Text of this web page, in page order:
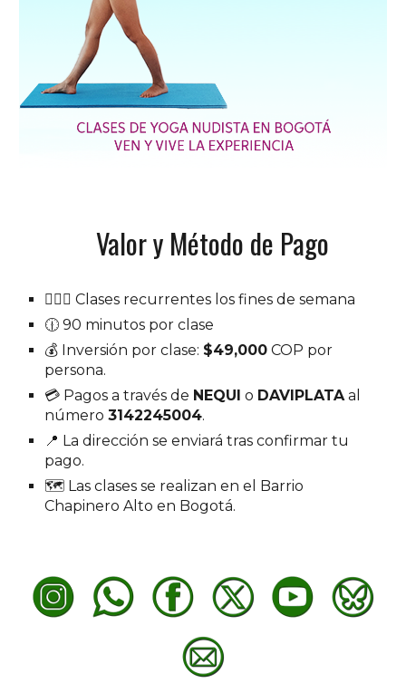
Valor y Método de Pago
🧘🏽‍♀️ Clases recurrentes los fines de semana
🕧 90 minutos por clase
💰 Inversión por clase: $49,000 COP por
persona.
💳 Pagos a través de NEQUI o DAVIPLATA al
número3142245004.
📍 La dirección se enviará tras confirmar tu
pago.
🗺️ Las clases se realizan en el Barrio
Chapinero Alto en Bogotá.